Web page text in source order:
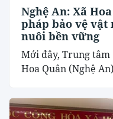
Nghệ An: Xã
pháp bảo vệ
nuôi bền vững
Mới đây, Trung tâm
Hoa Quân (Nghệ